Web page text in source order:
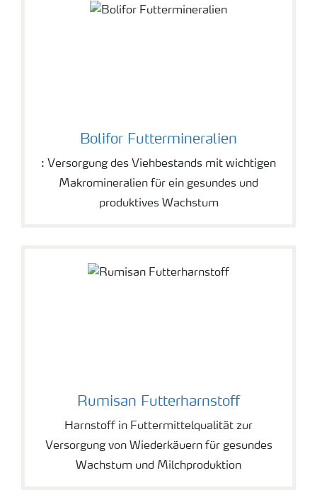
Bolifor Futtermineralien
: Versorgung des Viehbestands mit wichtigen
Makromineralien für ein gesundes und
produktives Wachstum
Rumisan Futterharnstoff
Harnstoff in Futtermittelqualität zur
Versorgung von Wiederkäuern für gesundes
Wachstum und Milchproduktion